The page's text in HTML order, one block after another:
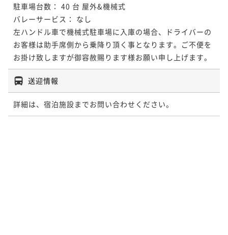
駐車場台数： 40 台 屋外&機械式
バレーサービス： なし
左ハンドル車で機械式駐車場に入庫の場合、ドライバーの
お客様は助手席側から乗降り頂く事となります。ご不便を
お掛け致しますが御容赦賜ります様お願い申し上げます。
送迎情報
詳細は、宿泊施設までお問い合わせください。